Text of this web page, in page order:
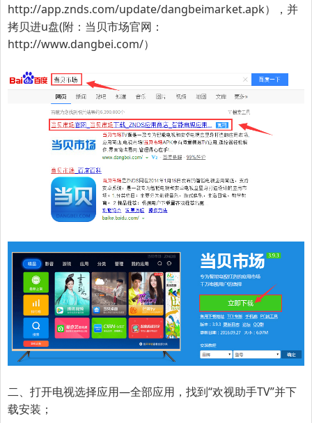
http://app.znds.com/update/dangbeimarket.apk），并
拷贝进u盘(附：当贝市场官网：
http://www.dangbei.com/）
二、打开电视选择应用—全部应用，找到“欢视助手TV”并下
载安装；